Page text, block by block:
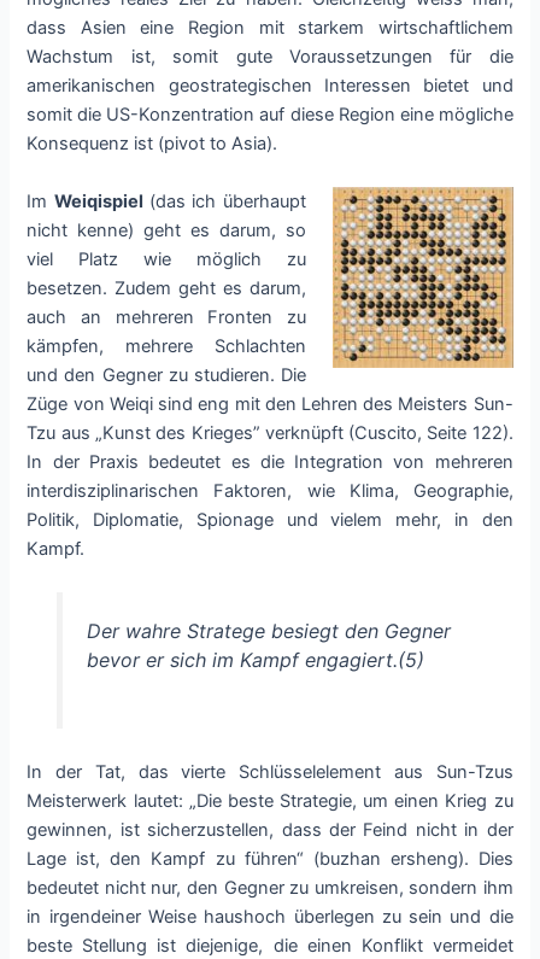
dass Asien eine Region mit starkem wirtschaftlichem
Wachstum ist, somit gute Voraussetzungen für die
amerikanischen geostrategischen Interessen bietet und
somit die US-Konzentration auf diese Region eine mögliche
Konsequenz ist (pivot to Asia).
Im Weiqispiel (das ich überhaupt
nicht kenne) geht es darum, so
viel Platz wie möglich zu
besetzen. Zudem geht es darum,
auch an mehreren Fronten zu
kämpfen, mehrere Schlachten
und den Gegner zu studieren. Die
Züge von Weiqi sind eng mit den Lehren des Meisters Sun-
Tzu aus „Kunst des Krieges” verknüpft (Cuscito, Seite 122).
In der Praxis bedeutet es die Integration von mehreren
interdisziplinarischen Faktoren, wie Klima, Geographie,
Politik, Diplomatie, Spionage und vielem mehr, in den
Kampf.
Der wahre Stratege besiegt den Gegner
bevor er sich im Kampf engagiert.(5)
In der Tat, das vierte Schlüsselelement aus Sun-Tzus
Meisterwerk lautet: „Die beste Strategie, um einen Krieg zu
gewinnen, ist sicherzustellen, dass der Feind nicht in der
Lage ist, den Kampf zu führen“ (buzhan ersheng). Dies
bedeutet nicht nur, den Gegner zu umkreisen, sondern ihm
in irgendeiner Weise haushoch überlegen zu sein und die
beste Stellung ist diejenige, die einen Konflikt vermeidet